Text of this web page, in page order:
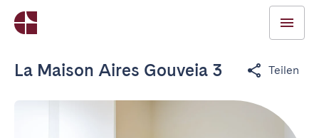
La Maison Aires Gouveia 3 Teilen